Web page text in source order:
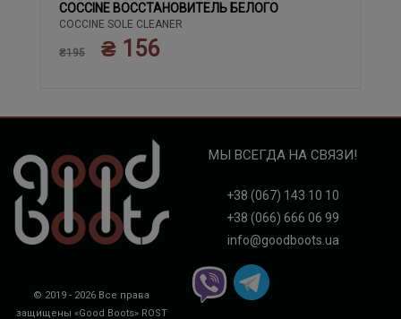
COCCINE ВОССТАНОВИТЕЛЬ БЕЛОГО
COCCINE SOLE CLEANER
₴195 ₴ 156
© 2019 - 2026 Все права
защищены «Good Boots» ROST
МЫ ВСЕГДА НА СВЯЗИ!
+38 (067) 143 10 10
+38 (066) 666 06 99
info@goodboots.ua